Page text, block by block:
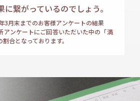
に繋がっているのでしょう。
3月末までのお客様アンケートの結果
ンケートにご回答いただいた中の「満
合となっております。